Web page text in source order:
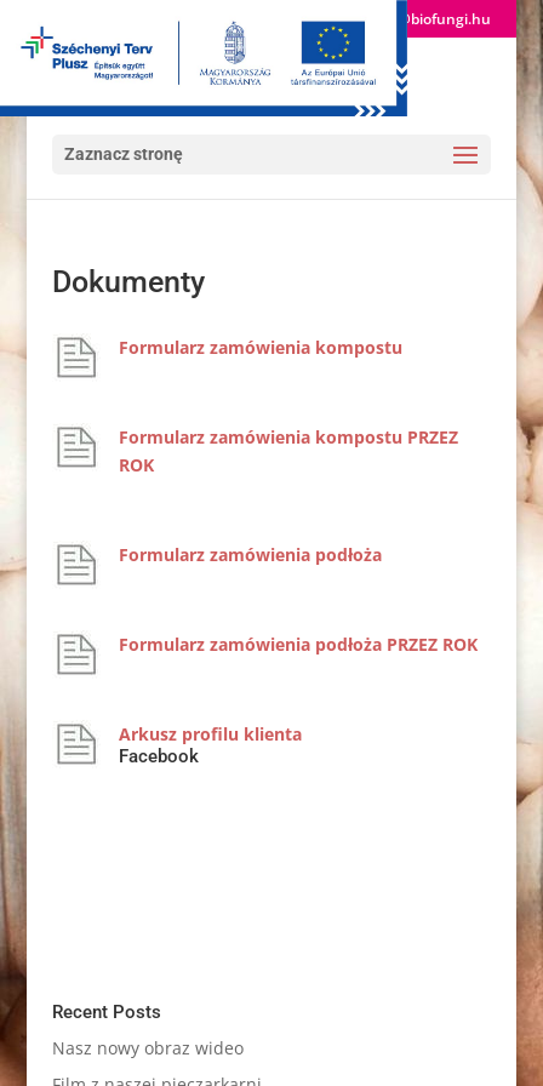
(+36) 24 522 600 info@biofungi.hu
Zaznacz stronę
Dokumenty
Formularz zamówienia kompostu
Formularz zamówienia kompostu PRZEZ
ROK
Formularz zamówienia podłoża
Formularz zamówienia podłoża PRZEZ ROK
Arkusz profilu klienta
Facebook
Recent Posts
Nasz nowy obraz wideo